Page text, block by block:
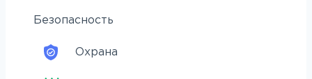
Безопасность
Охрана